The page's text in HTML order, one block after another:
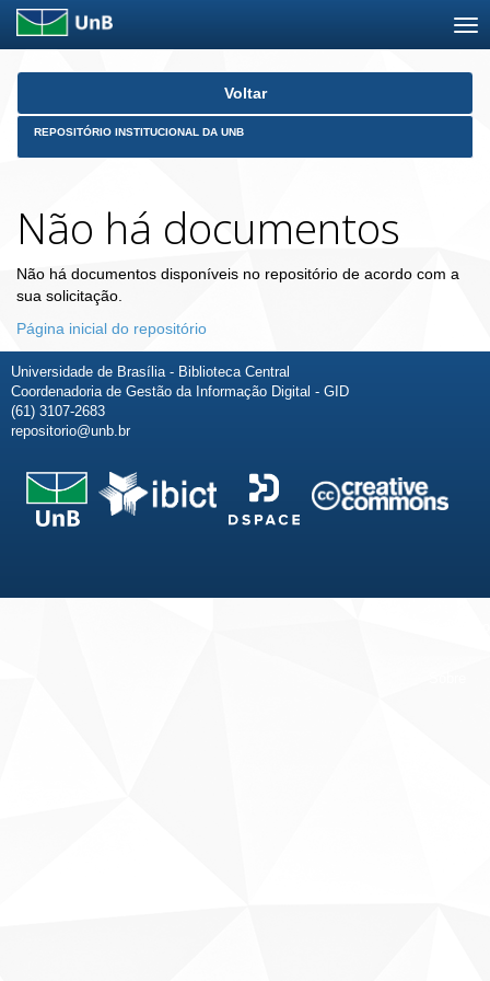
Skip
Voltar
REPOSITÓRIO INSTITUCIONAL DA UNB
Não há documentos
Não há documentos disponíveis no repositório de acordo com a
sua solicitação.
Página inicial do repositório
Universidade de Brasília - Biblioteca Central
Coordenadoria de Gestão da Informação Digital - GID
(61) 3107-2683
repositorio@unb.br